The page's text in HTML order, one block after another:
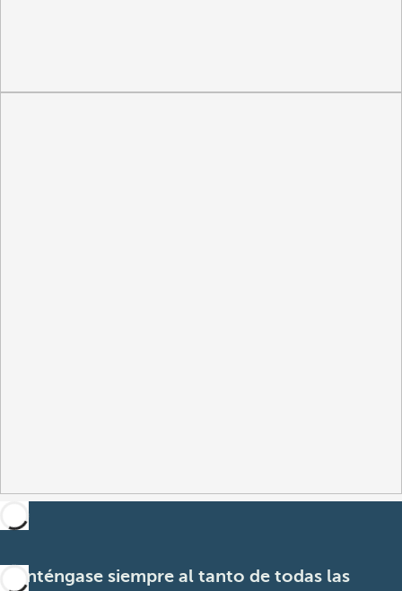
Manténgase siempre al tanto de todas las